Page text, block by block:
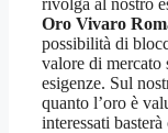
rivolga al nostro
Oro Vivaro
possibilità di
valore di mercato
esigenze. Sul
quanto l’oro è
interessati